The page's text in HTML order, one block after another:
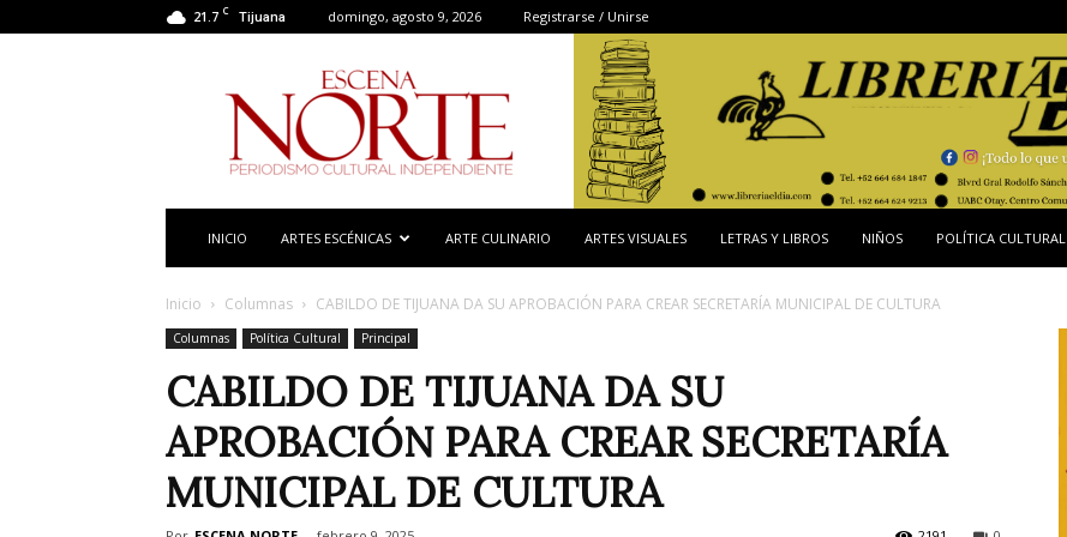
21.7 C Tijuana domingo, agosto 9, 2026 Registrarse / Unirse
Norte
INICIO ARTES ESCÉNICAS ARTE CULINARIO ARTES VISUALES LETRAS Y LIBROS NIÑOS POLÍTICA CULTURAL
Inicio Columnas CABILDO DE TIJUANA DA SU APROBACIÓN PARA CREAR SECRETARÍA MUNICIPAL DE CULTURA
Columnas Política Cultural Principal
CABILDO DE TIJUANA DA SU
APROBACIÓN PARA CREAR SECRETARÍA
MUNICIPAL DE CULTURA